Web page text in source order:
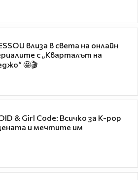
влиза в света на онлайн
с „Кварталът на
🤩🎬
& Girl Code: Всичко за K-pop
и мечтите им